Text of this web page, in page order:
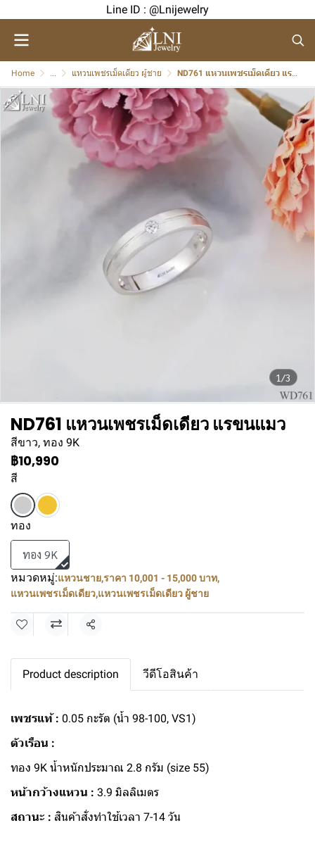
Line ID : @Lnijewelry
Home ... แหวนเพชรเม็ดเดียว ผู้ชาย ND761 แหวนเพชรเม็ดเดียว แรขนแมว
1/3
ND761 แหวนเพชรเม็ดเดียว แรขนแมว
สีขาว, ทอง 9K
฿10,990
สี
ทอง
ทอง 9K
หมวดหมู่:แหวนชาย,ราคา 10,001 - 15,000 บาท,
แหวนเพชรเม็ดเดียว,แหวนเพชรเม็ดเดียว ผู้ชาย
แชร์
Product description วีดีโอสินค้า
เพชรแท้ : 0.05 กะรัต (น้ำ 98-100, VS1)
ตัวเรือน :
ทอง 9K น้ำหนักประมาณ 2.8 กรัม (size 55)
หน้ากว้างแหวน : 3.9 มิลลิเมตร
สถานะ : สินค้าสั่งทำใช้เวลา 7-14 วัน